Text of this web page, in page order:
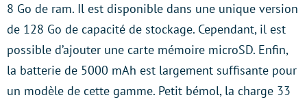
8 Go de ram. Il est disponible dans une unique version
de 128 Go de capacité de stockage. Cependant, il est
possible d’ajouter une carte mémoire microSD. Enfin,
la batterie de 5000 mAh est largement suffisante pour
un modèle de cette gamme. Petit bémol, la charge 33